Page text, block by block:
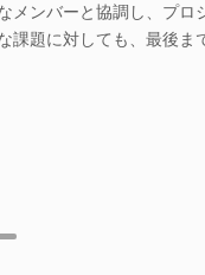
メンバーと協調し、プロ
課題に対しても、最後ま